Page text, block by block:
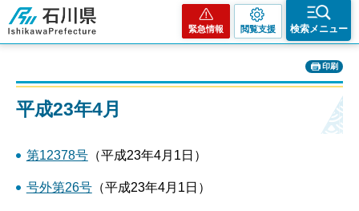
石川県
緊急情報 閲覧支援 検索メニュー
印刷
平成23年4月
第12378号（平成23年4月1日）
号外第26号（平成23年4月1日）